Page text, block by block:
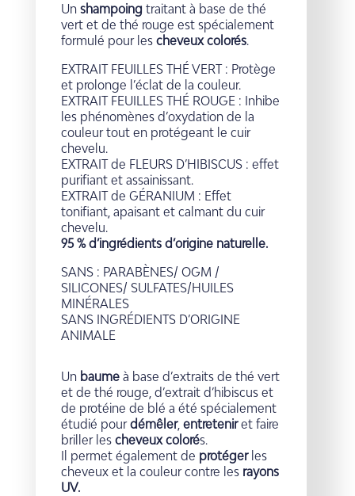
Un shampoing traitant à base de thé
vert et de thé rouge est spécialement
formulé pour les cheveux colorés.
EXTRAIT FEUILLES THÉ VERT : Protège
et prolonge l’éclat de la couleur.
EXTRAIT FEUILLES THÉ ROUGE : Inhibe
les phénomènes d’oxydation de la
couleur tout en protégeant le cuir
chevelu.
EXTRAIT de FLEURS D’HIBISCUS : effet
purifiant et assainissant.
EXTRAIT de GÉRANIUM : Effet
tonifiant, apaisant et calmant du cuir
chevelu.
95 % d’ingrédients d’origine naturelle.
SANS : PARABÈNES/ OGM /
SILICONES/ SULFATES/HUILES
MINÉRALES
SANS INGRÉDIENTS D’ORIGINE
ANIMALE
Un baume à base d’extraits de thé vert
et de thé rouge, d’extrait d’hibiscus et
de protéine de blé a été spécialement
étudié pourdémêler, entreteniret faire
briller les cheveux colorés.
Il permet également de protégerles
cheveux et la couleur contre les rayons
UV.